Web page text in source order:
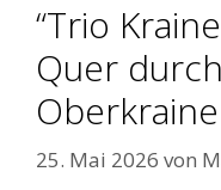
“Trio
Quer
25. Mai 2026 von